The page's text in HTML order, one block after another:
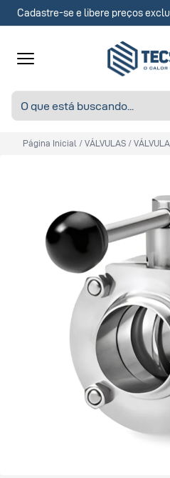
Cadastre-se e libere preços
Página Inicial / VÁLVULAS /